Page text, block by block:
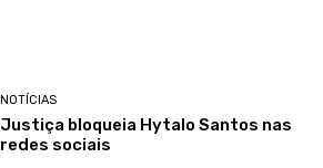
NOTÍCIAS
Justiça bloqueia Hytalo Santos nas
redes sociais